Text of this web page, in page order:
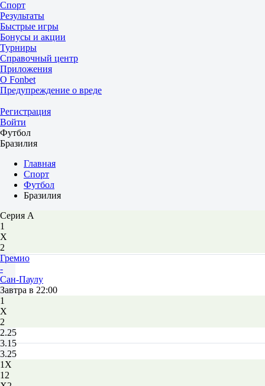
Спорт
Результаты
Быстрые игры
Бонусы и акции
Турниры
Справочный центр
Приложения
О Fonbet
Предупреждение о вреде
Регистрация
Войти
Футбол
Бразилия
Главная
Спорт
Футбол
Бразилия
Серия А
1
Х
2
Гремио
-
Сан-Паулу
Завтра в 22:00
1
Х
2
2.25
3.15
3.25
1X
12